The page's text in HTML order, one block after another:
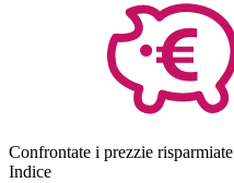
Confrontate i prezzie risparmiate
Indice